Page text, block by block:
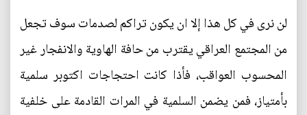
لن نرى في كل هذا إلا ان يكون تراكم لصدمات سوف تجعل
من المجتمع العراقي يقترب من حافة الهاوية والانفجار غير
المحسوب العواقب، فأذا كانت احتجاجات اكتوبر سلمية
بأمتياز، فمن يضمن السلمية في المرات القادمة على خلفية